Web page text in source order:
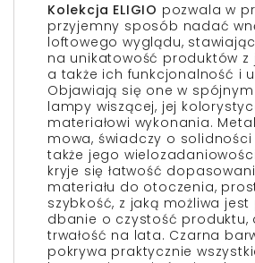
Kolekcja ELIGIO pozwala w
przyjemny sposób nadać
loftowego wyglądu,
na unikatowość produktów z
a także ich funkcjonalność i
Objawiają się one w
lampy wiszącej, jej
materiałowi wykonania.
mowa, świadczy o
także jego
kryje się łatwość
materiału do otoczenia,
szybkość, z jaką możliwa
dbanie o czystość produktu,
trwałość na lata. Czarna
pokrywa praktycznie